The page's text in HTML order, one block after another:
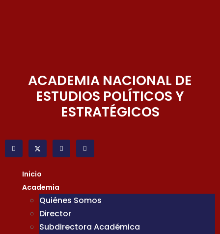
ACADEMIA NACIONAL DE
ESTUDIOS POLÍTICOS Y
ESTRATÉGICOS
Inicio
Academia
Quiénes Somos
Director
Subdirectora Académica